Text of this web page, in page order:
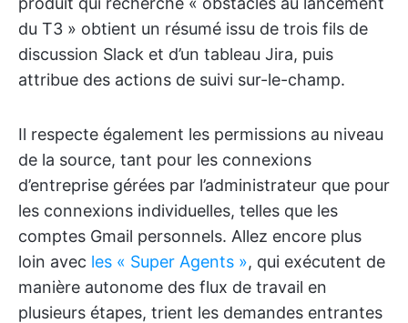
du T3 » obtient un résumé issu de trois fils de
discussion Slack et d’un tableau Jira, puis
attribue des actions de suivi sur-le-champ.
Il respecte également les permissions au niveau
de la source, tant pour les connexions
d’entreprise gérées par l’administrateur que pour
les connexions individuelles, telles que les
comptes Gmail personnels. Allez encore plus
loin avec les « Super Agents », qui exécutent de
manière autonome des flux de travail en
plusieurs étapes, trient les demandes entrantes